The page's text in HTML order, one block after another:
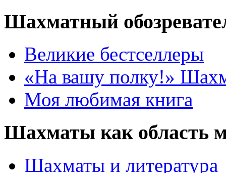
Шахматный
Великие бестселлеры
«На вашу полку!»
Моя любимая книга
Шахматы как область
Шахматы и литература